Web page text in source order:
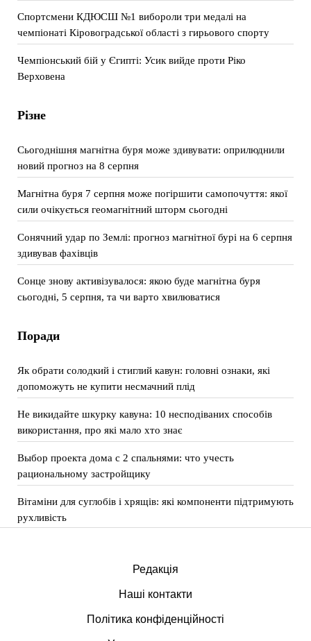
Спортсмени КДЮСШ №1 вибороли три медалі на
чемпіонаті Кіровоградської області з гирьового спорту
Чемпіонський бій у Єгипті: Усик вийде проти Ріко
Верховена
Різне
Сьогоднішня магнітна буря може здивувати: оприлюднили
новий прогноз на 8 серпня
Магнітна буря 7 серпня може погіршити самопочуття: якої
сили очікується геомагнітний шторм сьогодні
Сонячний удар по Землі: прогноз магнітної бурі на 6 серпня
здивував фахівців
Сонце знову активізувалося: якою буде магнітна буря
сьогодні, 5 серпня, та чи варто хвилюватися
Поради
Як обрати солодкий і стиглий кавун: головні ознаки, які
допоможуть не купити несмачний плід
Не викидайте шкурку кавуна: 10 несподіваних способів
використання, про які мало хто знає
Выбор проекта дома с 2 спальнями: что учесть
рациональному застройщику
Вітаміни для суглобів і хрящів: які компоненти підтримують
рухливість
Редакція
Наші контакти
Політика конфіденційності